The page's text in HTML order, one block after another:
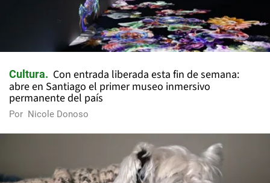
Cultura
Con entrada liberada esta fin de semana:
abre en Santiago el primer museo inmersivo
permanente del país
Por Nicole Donoso